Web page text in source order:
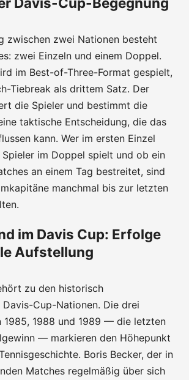
zwischen zwei Nationen besteht
zwei Einzeln und einem Doppel.
im Best-of-Three-Format gespielt,
Tiebreak als drittem Satz. Der
die Spieler und bestimmt die
taktische Entscheidung, die das
kann. Wer im ersten Einzel
im Doppel spielt und ob ein
an einem Tag bestreitet, sind
manchmal bis zur letzten
im Davis Cup: Erfolge
Aufstellung
zu den historisch
Cup-Nationen. Die drei
1985, 1988 und 1989 — die letzten
— markieren den Höhepunkt
Boris Becker, der in
Matches regelmäßig über sich